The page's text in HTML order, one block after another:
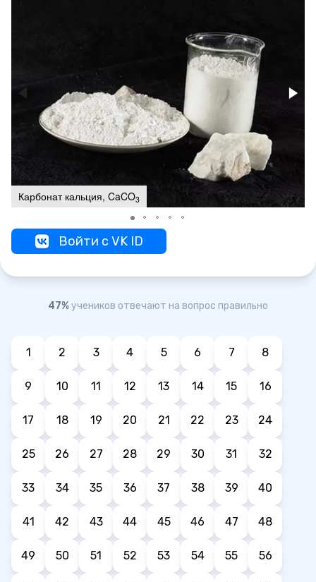
Карбонат кальция, CaCO3
Войти с VK ID
47%учеников отвечают на вопрос правильно
1 2 3 4 5 6 7 8
9 10 11 12 13 14 15 16
17 18 19 20 21 22 23 24
25 26 27 28 29 30 31 32
33 34 35 36 37 38 39 40
41 42 43 44 45 46 47 48
49 50 51 52 53 54 55 56